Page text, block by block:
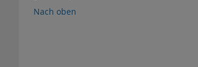
Nach oben